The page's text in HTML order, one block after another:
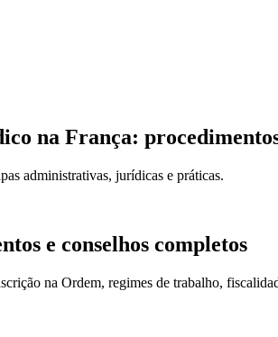
na França:
administrativas, jurídicas e práticas.
e conselhos completos
na Ordem, regimes de trabalho,